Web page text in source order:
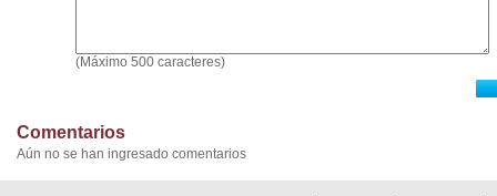
(Máximo 500 caracteres)
Comentarios
Aún no se han ingresado comentarios